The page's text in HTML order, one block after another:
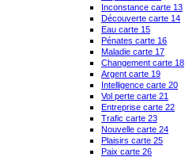
Inconstance carte 13
Découverte carte 14
Eau carte 15
Pénates carte 16
Maladie carte 17
Changement carte 18
Argent carte 19
Intelligence carte 20
Vol perte carte 21
Entreprise carte 22
Trafic carte 23
Nouvelle carte 24
Plaisirs carte 25
Paix carte 26